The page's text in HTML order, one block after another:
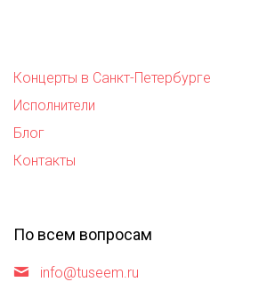
Концерты в Санкт-Петербурге
Исполнители
Блог
Контакты
По всем вопросам
info@tuseem.ru